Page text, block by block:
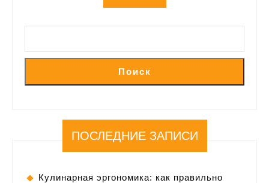
Поиск
ПОСЛЕДНИЕ ЗАПИСИ
Кулинарная эргономика: как правильно